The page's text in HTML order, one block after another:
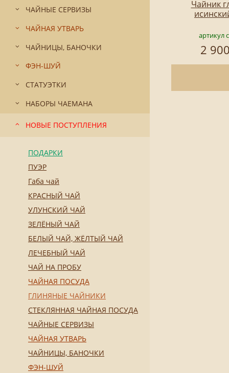
ЧАЙНЫЕ СЕРВИЗЫ
ЧАЙНАЯ УТВАРЬ
ЧАЙНИЦЫ, БАНОЧКИ
ФЭН-ШУЙ
СТАТУЭТКИ
НАБОРЫ ЧАЕМАНА
НОВЫЕ ПОСТУПЛЕНИЯ
ПОДАРКИ
ПУЭР
Габа чай
КРАСНЫЙ ЧАЙ
УЛУНСКИЙ ЧАЙ
ЗЕЛЁНЫЙ ЧАЙ
БЕЛЫЙ ЧАЙ, ЖЁЛТЫЙ ЧАЙ
ЛЕЧЕБНЫЙ ЧАЙ
ЧАЙ НА ПРОБУ
ЧАЙНАЯ ПОСУДА
ГЛИНЯНЫЕ ЧАЙНИКИ
СТЕКЛЯННАЯ ЧАЙНАЯ ПОСУДА
ЧАЙНЫЕ СЕРВИЗЫ
ЧАЙНАЯ УТВАРЬ
ЧАЙНИЦЫ, БАНОЧКИ
ФЭН-ШУЙ
Чайник
артикул
2